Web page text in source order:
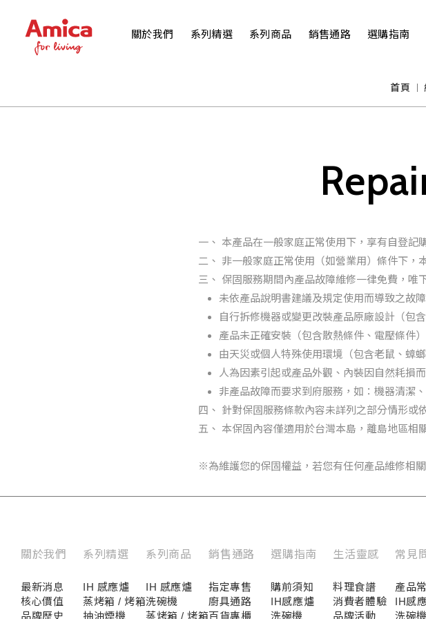
關於我們 系列精選 系列商品 銷售通路 選購指南
首頁
一、 本產品在一般家庭正常使用下，享有自登記
二、 非一般家庭正常使用（如營業用）條件下
三、 保固服務期間內產品故障維修一律免費，唯
未依產品說明書建議及規定使用而導致之故障
自行拆修機器或變更改裝產品原廠設計（包
產品未正確安裝（包含散熱條件、電壓條件）
由天災或個人特殊使用環境（包含老鼠、蟑
人為因素引起或產品外觀、內裝因自然耗損
非產品故障而要求到府服務，如：機器清潔
四、 針對保固服務條款內容未詳列之部分情形或
五、 本保固內容僅適用於台灣本島，離島地區相
※為維護您的保固權益，若您有任何產品維修相
關於我們
最新消息
核心價值
品牌歷史
系列精選
IH 感應爐
蒸烤箱 / 烤箱
抽油煙機
系列商品
IH 感應爐
洗碗機
蒸烤箱 / 烤箱
銷售通路
指定專售
廚具通路
百貨專櫃
選購指南
購前須知
IH感應爐
洗碗機
生活靈感
料理食譜
消費者體驗
品牌活動
常見
產品
IH感
洗碗機